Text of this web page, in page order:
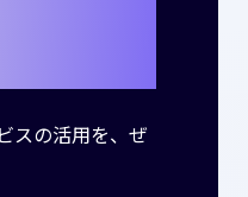
スの活用を、ぜ